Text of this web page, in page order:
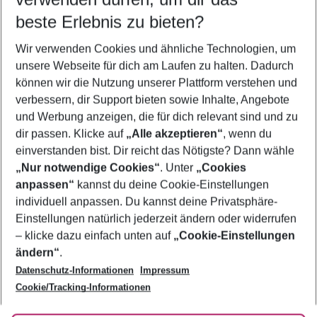
5-8 Nächte
2 Erwachsene Keine Kinder
Mehr Filter anzeigen
Footer
Footer navigation
Über uns
AGB
Bestpreisgarantie
Cookie-Einstellungen ändern
Cookie-Richtlinie
Agenturbetreuung
Barrierefreies Reisen
Folge uns
beste Erlebnis zu bieten?
Wir verwenden Cookies und ähnliche Technologien, um
unsere Webseite für dich am Laufen zu halten. Dadurch
können wir die Nutzung unserer Plattform verstehen und
verbessern, dir Support bieten sowie Inhalte, Angebote
und Werbung anzeigen, die für dich relevant sind und zu
dir passen. Klicke auf „Alle akzeptieren“, wenn du
einverstanden bist. Dir reicht das Nötigste? Dann wähle
„Nur notwendige Cookies“. Unter „Cookies
anpassen“ kannst du deine Cookie-Einstellungen
individuell anpassen. Du kannst deine Privatsphäre-
Einstellungen natürlich jederzeit ändern oder widerrufen
– klicke dazu einfach unten auf „Cookie-Einstellungen
ändern“.
Datenschutz-Informationen
Impressum
Cookie/Tracking-Informationen